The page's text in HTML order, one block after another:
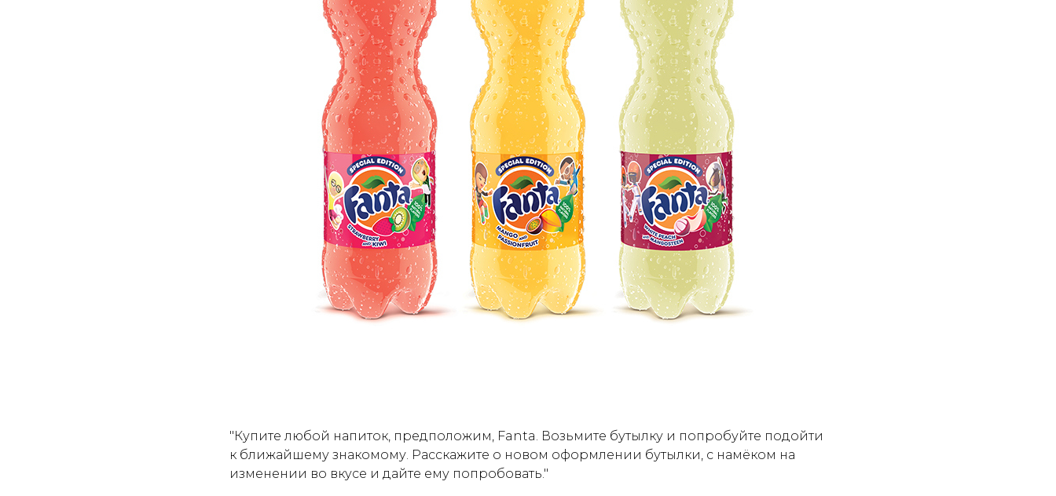
"Купите любой напиток, предположим, Fanta. Возьмите бутылку и попробуйте подойти
к ближайшему знакомому. Расскажите о новом оформлении бутылки, с намёком на
изменении во вкусе и дайте ему попробовать."